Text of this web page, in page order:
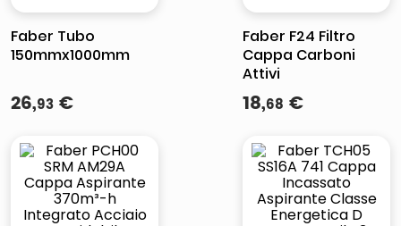
Faber Tubo
150mmx1000mm
26,93 €
Faber F24 Filtro
Cappa Carboni
Attivi
18,68 €